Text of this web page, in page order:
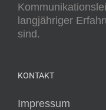
langjähriger
sind.
KONTAKT
Impressum